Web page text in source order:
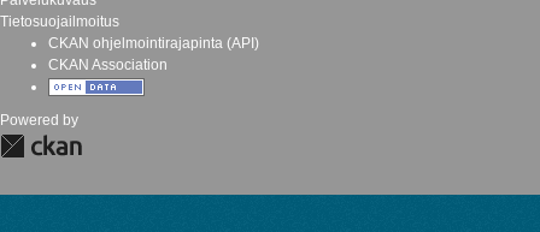
Tietosuojailmoitus
CKAN ohjelmointirajapinta (API)
CKAN Association
Powered by